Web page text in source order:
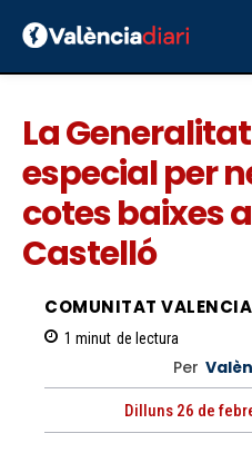
La
especial per
cotes baixes
Castelló
COMUNITAT
1 minut de lectura
Per
Dilluns 26 de